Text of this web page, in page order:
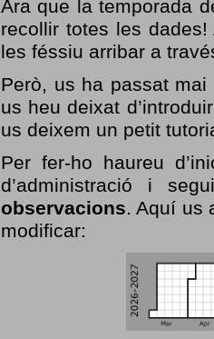
Ara que la temporada
recollir totes les
les féssiu arribar a
Però, us ha passat
us heu deixat
us deixem un petit
Per fer-ho haureu
d’administració i
observacions. Aquí us
modificar: